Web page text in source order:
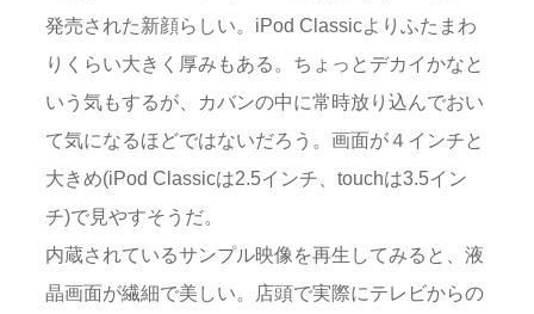
発売された新顔らしい。iPod Classicよりふたまわ
りくらい大きく厚みもある。ちょっとデカイかなと
いう気もするが、カバンの中に常時放り込んでおい
て気になるほどではないだろう。画面が４インチと
大きめ(iPod Classicは2.5インチ、touchは3.5イン
チ)で見やすそうだ。
内蔵されているサンプル映像を再生してみると、液
晶画面が繊細で美しい。店頭で実際にテレビからの